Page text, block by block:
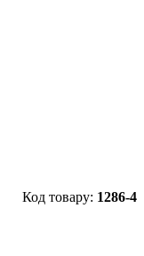
1286-4